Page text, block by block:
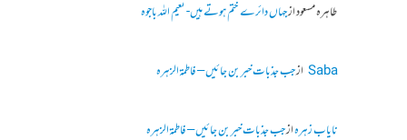
طاہرہ مسعودازجہاں دائرے ختم ہوتے ہیں- نعیم اللہ باجوہ
Sabaازجب جذبات خبر بن جائیں – فاطمۃالزہرہ
نایاب زہرہازجب جذبات خبر بن جائیں – فاطمۃالزہرہ